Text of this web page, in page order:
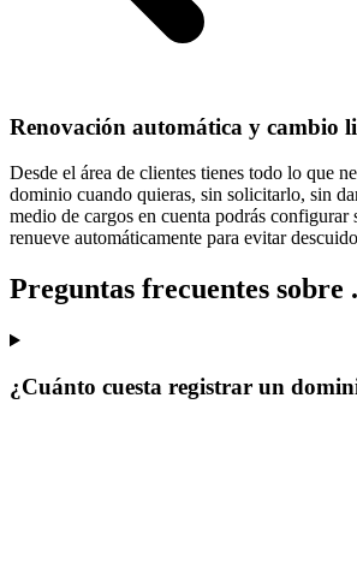
Renovación automática y cambio
Desde el área de clientes tienes todo lo que
dominio cuando quieras, sin solicitarlo, sin
medio de cargos en cuenta podrás configurar
renueve automáticamente para evitar
Preguntas frecuentes sobre
¿Cuánto cuesta registrar un